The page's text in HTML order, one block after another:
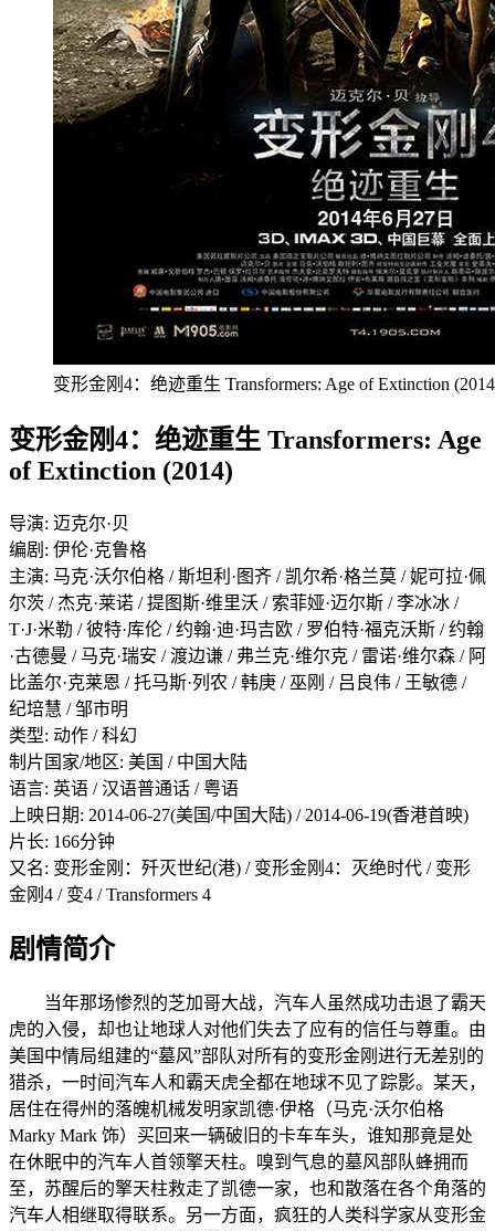
变形金刚4：绝迹重生 Transformers: Age of Extinction
变形金刚4：绝迹重生 Transformers: Age
of Extinction (2014)
导演: 迈克尔·贝
编剧: 伊伦·克鲁格
主演: 马克·沃尔伯格 / 斯坦利·图齐 / 凯尔希·格兰莫 / 妮可拉·佩
尔茨 / 杰克·莱诺 / 提图斯·维里沃 / 索菲娅·迈尔斯 / 李冰冰 /
T·J·米勒 / 彼特·库伦 / 约翰·迪·玛吉欧 / 罗伯特·福克沃斯 / 约翰
·古德曼 / 马克·瑞安 / 渡边谦 / 弗兰克·维尔克 / 雷诺·维尔森 / 阿
比盖尔·克莱恩 / 托马斯·列农 / 韩庚 / 巫刚 / 吕良伟 / 王敏德 /
纪培慧 / 邹市明
类型: 动作 / 科幻
制片国家/地区: 美国 / 中国大陆
语言: 英语 / 汉语普通话 / 粤语
上映日期: 2014-06-27(美国/中国大陆) / 2014-06-19(香港首映)
片长: 166分钟
又名: 变形金刚：歼灭世纪(港) / 变形金刚4：灭绝时代 / 变形
金刚4 / 变4 / Transformers 4
剧情简介
当年那场惨烈的芝加哥大战，汽车人虽然成功击退了霸天
虎的入侵，却也让地球人对他们失去了应有的信任与尊重。由
美国中情局组建的“墓风”部队对所有的变形金刚进行无差别的
猎杀，一时间汽车人和霸天虎全都在地球不见了踪影。某天，
居住在得州的落魄机械发明家凯德·伊格（马克·沃尔伯格
Marky Mark 饰）买回来一辆破旧的卡车车头，谁知那竟是处
在休眠中的汽车人首领擎天柱。嗅到气息的墓风部队蜂拥而
至，苏醒后的擎天柱救走了凯德一家，也和散落在各个角落的
汽车人相继取得联系。另一方面，疯狂的人类科学家从变形金